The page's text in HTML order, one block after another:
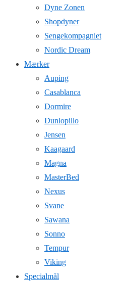
Dyne Zonen
Shopdyner
Sengekompagniet
Nordic Dream
Mærker
Auping
Casablanca
Dormire
Dunlopillo
Jensen
Kaagaard
Magna
MasterBed
Nexus
Svane
Sawana
Sonno
Tempur
Viking
Specialmål